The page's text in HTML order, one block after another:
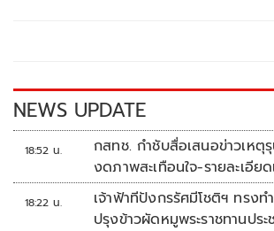
k k
NEWS UPDATE
18:52 น.
กสทช. กำชับสื่อเสนอข่าวเหตุรุ
งดภาพสะเทือนใจ-รายละเอีย
18:22 น.
เจ้าฟ้าทีปังกรรัศมีโชติฯ ทรงท
ปรุงข้าวผัดหมูพระราชทานประ